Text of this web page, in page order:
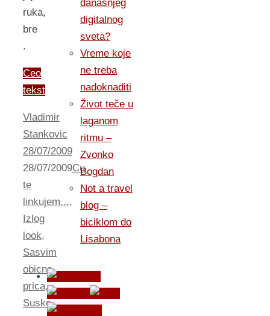
ruka,
bre
.
Ceo
tekst
Vladimir
Stankovic
28/07/2009
28/07/2009Cu
te
linkujem...,
Izlog
look,
Sasvim
obicna
prica,
Suske,
današnjeg
digitalnog
sveta?
Vreme koje
ne treba
nadoknaditi
Život teče u
laganom
ritmu –
Zvonko
Bogdan
Not a travel
blog –
biciklom do
Lisabona